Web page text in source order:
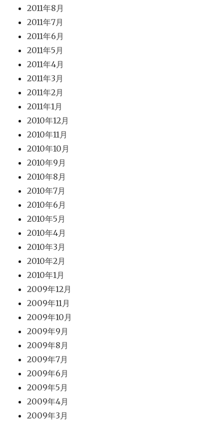
2011年8月
2011年7月
2011年6月
2011年5月
2011年4月
2011年3月
2011年2月
2011年1月
2010年12月
2010年11月
2010年10月
2010年9月
2010年8月
2010年7月
2010年6月
2010年5月
2010年4月
2010年3月
2010年2月
2010年1月
2009年12月
2009年11月
2009年10月
2009年9月
2009年8月
2009年7月
2009年6月
2009年5月
2009年4月
2009年3月